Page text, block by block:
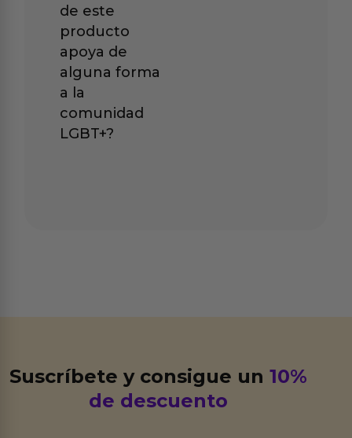
de este
producto
apoya de
alguna forma
a la
comunidad
LGBT+?
Suscríbete y consigue un10%
de descuento